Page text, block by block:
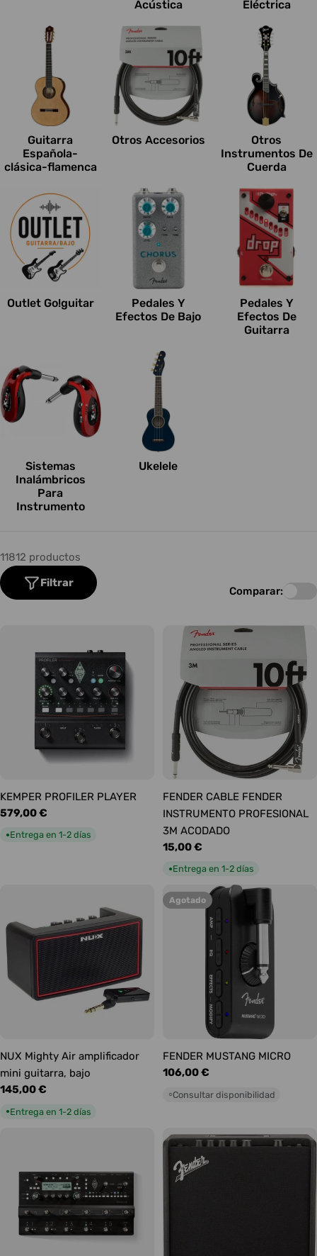
Acústica
Eléctrica
Guitarra
Española-
clásica-flamenca
Otros Accesorios
Otros
Instrumentos De
Cuerda
Outlet Go!guitar
Pedales Y
Efectos De Bajo
Pedales Y
Efectos De
Guitarra
Sistemas
Inalámbricos
Para
Instrumento
Ukelele
11812 productos
Filtrar
Comparar:
KEMPER PROFILER PLAYER
Precio
habitual
579,00 €
●Entrega en 1-2 días
FENDER CABLE FENDER
INSTRUMENTO PROFESIONAL
3M ACODADO
Precio
habitual
15,00 €
●Entrega en 1-2 días
NUX Mighty Air amplificador
mini guitarra, bajo
Precio
145,00 €
●Entrega en 1-2 días
Agotado
FENDER MUSTANG MICRO
Precio
106,00 €
○Consultar disponibilidad